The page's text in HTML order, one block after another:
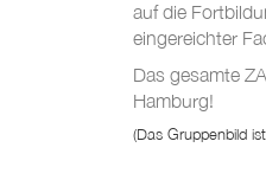
auf die
eingereichter
Das gesamte
Hamburg!
(Das Gruppenbild